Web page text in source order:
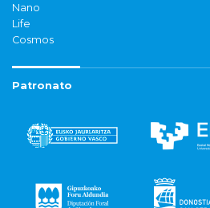
Nano
Life
Cosmos
Patronato